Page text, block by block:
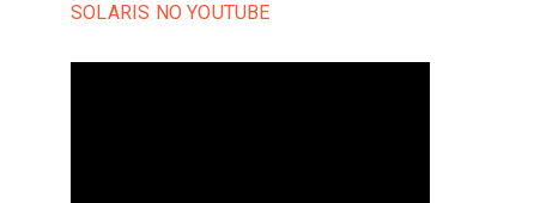
SOLARIS NO YOUTUBE